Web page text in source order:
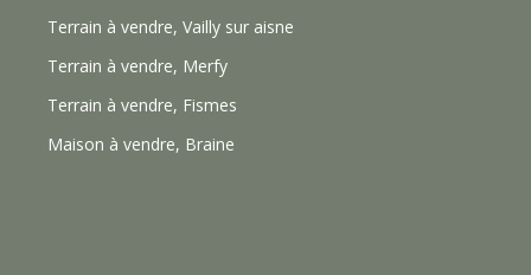
Terrain à vendre, Vailly sur aisne
Terrain à vendre, Merfy
Terrain à vendre, Fismes
Maison à vendre, Braine